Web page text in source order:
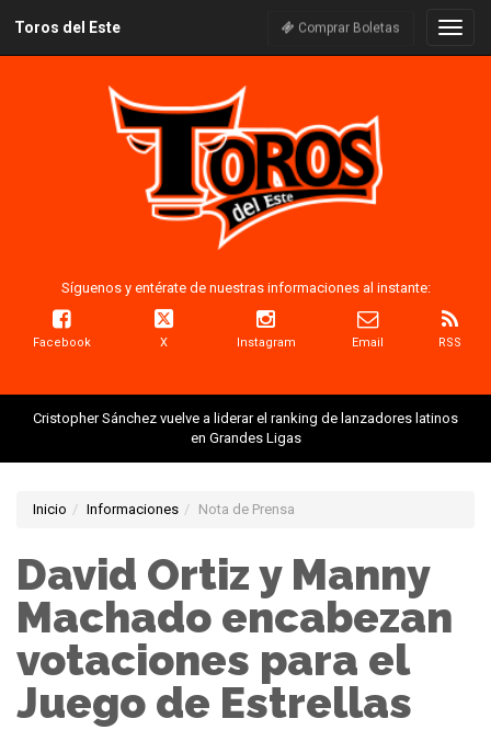
Toros del Este Comprar Boletas
Síguenos y entérate de nuestras informaciones al instante:
Facebook X Instagram Email RSS
Cristopher Sánchez vuelve a liderar el ranking de lanzadores latinos
en Grandes Ligas
Inicio Informaciones Nota de Prensa
David Ortiz y Manny
Machado encabezan
votaciones para el
Juego de Estrellas